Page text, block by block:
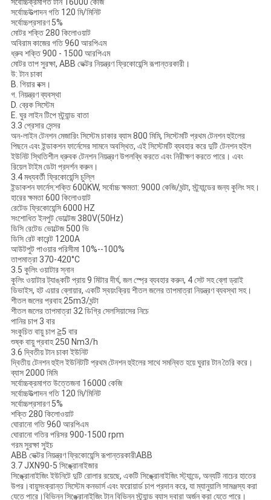
সর্বোচ্চক্রমাগত টান
16000 কেজি
সর্বোচ্চউত্পাদন গতি 120 মি/মিনিট
সর্বোচ্চপ্রসারণ 5%
মোটর শক্তি280 কিলোওয়াট
অবিরাম কাজের গতি960 আরপিএম
ধ্রুব শক্তি900 - 1500 আরপিএম
মোটর তাপ সুরক্ষা, ABB ভেক্টর নিয়ন্ত্রণ ফ্রিকোয়েন্সি রূপান্তরকারী।
উ: টান চাকা
B. গিয়ার বক্স।
গ. নিয়ন্ত্রণ ব্যবস্থা
D. ব্রেক সিস্টেম
E. ঘুর লাইন টিপে স্ট্র্যান্ড বাতা
3.3 প্রেসার সেন্সর
অন-লাইন টেনশন মেজারিং সিস্টেম চাকার ব্যাস 800 মিমি, সিস্টেমটি প্রথম টেনশন হুইলের
পিছনে এবং ইন্ডাকশন ফার্নেসের সামনে অবস্থিত, এই সিস্টেমটি ব্যবহার করে দুটি টেনশন হুইল
ইউনিট স্থিতিশীল ধ্রুবক টেনশন নিয়ন্ত্রণ উপলব্ধি করতে এবং নিরীক্ষণ করতে পারে। এবং
রিয়েল টাইম ডেটা প্রদর্শন করুন।
3.4 মধ্যবর্তী ফ্রিকোয়েন্সি চুল্লি
ইন্ডাকশন ফার্নেস:শক্তি 600KW, সর্বোচ্চ ক্ষমতা: 9000 কেজি/ঘন্টা, স্ট্র্যান্ডের জন্য কুলিং সহ।
হারের ক্ষমতা600 কিলোওয়াট
রেটেড ফ্রিকোয়েন্সি6000 HZ
সংশোধিত ইনপুট ভোল্টেজ 380V(50Hz)
ডিসি রেটেড ভোল্টেজ 500 ভি
ডিসি রেট কারেন্ট 1200A
আউটপুট পাওয়ার পরিসীমা 10%--100%
তাপমাত্রা 370-420°C
3.5 কুলিং ওয়াটার স্নান
কুলিং ওয়াটার ট্যাঙ্কটি প্রায় 9 মিটার দীর্ঘ, জল স্প্রে ব্যবহার করুন, 4 সেট সহ ব্লো ড্রাই
ডিভাইস, হট এয়ার ব্লোয়ার, একটি স্বয়ংক্রিয় শীতল জলের তাপমাত্রা নিয়ন্ত্রণ ব্যবস্থা সহ।
শীতল জলের প্রবাহ25m3/ঘন্টা
শীতল জলের তাপমাত্রা 32 ডিগ্রি সেলসিয়াসের নিচে
পানির চাপ 3 বার
সংকুচিত বায়ু চাপ≧5 বার
শুষ্ক বায়ু প্রবাহ250 Nm3/h
3.6 দ্বিতীয় টান চাকা ইউনিট
দ্বিতীয় টেনশন হুইল ইউনিটটি প্রথম টেনশন হুইলের সাথে সমন্বিত হয়ে ঘুরার টান তৈরি করে।
ব্যাস2000 মিমি
সর্বোচ্চক্রমাগত উত্তেজনা 16000 কেজি
সর্বোচ্চউত্পাদন গতি 120 মি/মিনিট
সর্বোচ্চপ্রসারণ 5%
শক্তি280 কিলোওয়াট
ঘোরানো গতি960 আরপিএম
ঘোরানো গতির পরিসর900-1500 rpm
গরম সুরক্ষা সুইচ
ABB ভেক্টর নিয়ন্ত্রণ ফ্রিকোয়েন্সি রূপান্তরকারীABB
3.7 JXN90-5 সিঙ্ক্রোনাইজার
সিঙ্ক্রোনাইজিং ইউনিটে দুটি রোলার রয়েছে, একটি সিঙ্ক্রোনাইজিং স্ট্যান্ডে, অন্যটি নাচের হাতের
উপর।বায়ুসংক্রান্ত সিস্টেম কনভার্স এবং ফরোয়ার্ড চাপ প্রদান করে, যা ম্যানুয়ালি সামঞ্জস্য করা
যেতে পারে।বিভিন্ন সিঙ্ক্রোনাইজিং টান বিভিন্ন স্ট্র্যান্ড ব্যাস দ্বারা অর্জন করা যেতে পারে।